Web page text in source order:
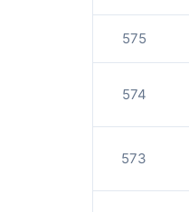
575
574
573